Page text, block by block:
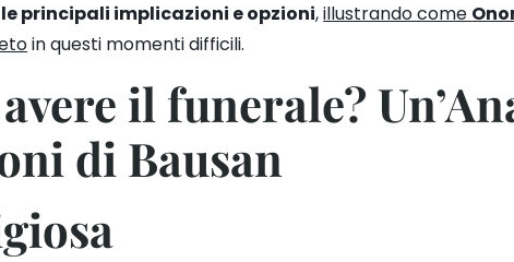
principali implicazioni e opzioni,illustrando come
in questi momenti difficili.
il funerale?
di Bausan